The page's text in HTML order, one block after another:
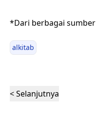
*Dari berbagai sumber
alkitab
< Selanjutnya